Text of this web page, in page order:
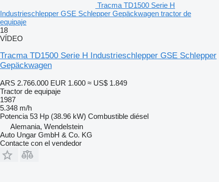
Tracma TD1500 Serie H
Industrieschlepper GSE Schlepper Gepäckwagen tractor de
equipaje
18
VÍDEO
Tracma TD1500 Serie H Industrieschlepper GSE Schlepper
Gepäckwagen
ARS 2.766.000 EUR 1.600 ≈ US$ 1.849
Tractor de equipaje
1987
5.348 m/h
Potencia 53 Hp (38.96 kW) Combustible diésel
Alemania, Wendelstein
Auto Ungar GmbH & Co. KG
Contacte con el vendedor